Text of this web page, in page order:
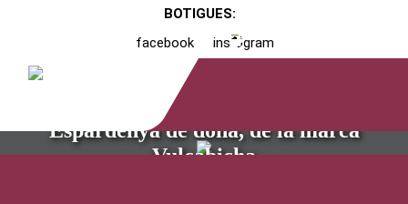
BOTIGUES:
facebook
instagram
Espardenya de dona, de la marca
Vulcabicha